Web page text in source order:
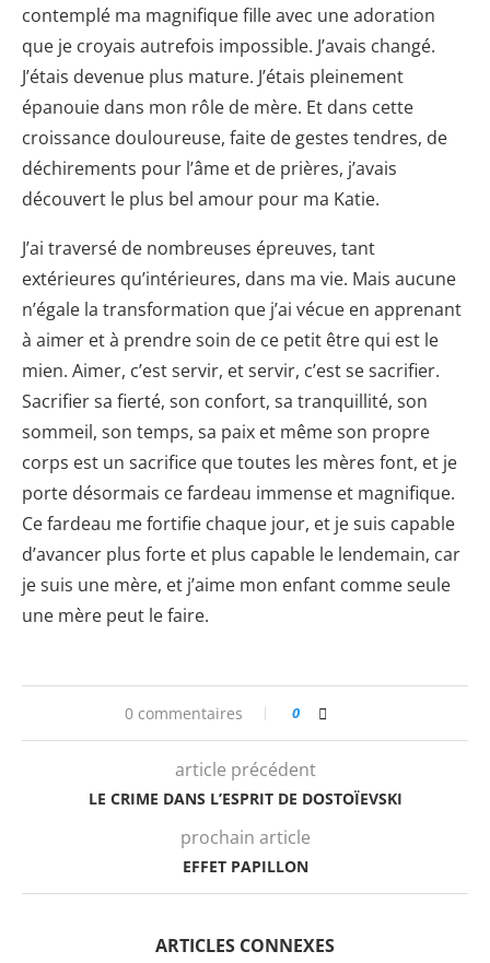
contemplé ma magnifique fille avec une adoration
que je croyais autrefois impossible. J’avais changé.
J’étais devenue plus mature. J’étais pleinement
épanouie dans mon rôle de mère. Et dans cette
croissance douloureuse, faite de gestes tendres, de
déchirements pour l’âme et de prières, j’avais
découvert le plus bel amour pour ma Katie.
J’ai traversé de nombreuses épreuves, tant
extérieures qu’intérieures, dans ma vie. Mais aucune
n’égale la transformation que j’ai vécue en apprenant
à aimer et à prendre soin de ce petit être qui est le
mien. Aimer, c’est servir, et servir, c’est se sacrifier.
Sacrifier sa fierté, son confort, sa tranquillité, son
sommeil, son temps, sa paix et même son propre
corps est un sacrifice que toutes les mères font, et je
porte désormais ce fardeau immense et magnifique.
Ce fardeau me fortifie chaque jour, et je suis capable
d’avancer plus forte et plus capable le lendemain, car
je suis une mère, et j’aime mon enfant comme seule
une mère peut le faire.
0 commentaires 0
article précédent
LE CRIME DANS L’ESPRIT DE DOSTOÏEVSKI
prochain article
EFFET PAPILLON
ARTICLES CONNEXES